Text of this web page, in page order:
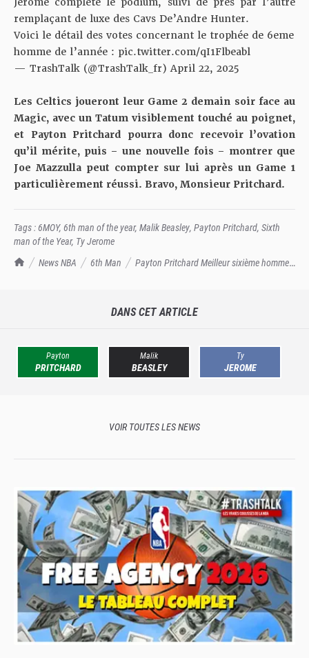
TrashTalk Actu NBA
News NBA 6th Man
Payton Pritchard Meilleur sixième homme
remplaçant de luxe des Cavs De’Andre Hunter.
Voici le détail des votes concernant le trophée de 6eme
homme de l’année : pic.twitter.com/qI1Flbeabl
— TrashTalk (@TrashTalk_fr)April 22, 2025
Les Celtics joueront leur Game 2 demain soir face au
Magic, avec un Tatum visiblement touché au poignet,
et Payton Pritchard pourra donc recevoir l’ovation
qu’il mérite, puis – une nouvelle fois – montrer que
Joe Mazzulla peut compter sur lui après un Game 1
particulièrement réussi. Bravo, Monsieur Pritchard.
Tags :6MOY, 6th man of the year, Malik Beasley, Payton Pritchard, Sixth
man of the Year, Ty Jerome
DANS CET ARTICLE
Payton
PRITCHARD
Malik
BEASLEY
Ty
JEROME
VOIR TOUTES LES NEWS